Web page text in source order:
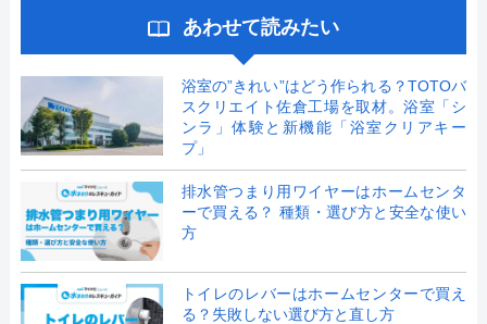
あわせて読みたい
浴室の”きれい”はどう作られる？TOTOバ
スクリエイト佐倉工場を取材。浴室「シ
ンラ」体験と新機能「浴室クリアキー
プ」
排水管つまり用ワイヤーはホームセンタ
ーで買える？ 種類・選び方と安全な使い
方
トイレのレバーはホームセンターで買え
る？失敗しない選び方と直し方